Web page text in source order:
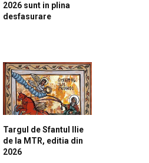
2026 sunt in plina
desfasurare
Targul de Sfantul Ilie
de la MTR, editia din
2026